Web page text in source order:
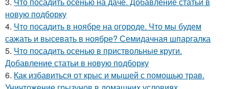
новую подборку
4. Что посадить в ноябре на огороде. Что мы будем
сажать и высевать в ноябре? Семидачная шпаргалка
5. Что посадить осенью в приствольные круги.
Добавление статьи в новую подборку
6. Как избавиться от крыс и мышей с помощью трав.